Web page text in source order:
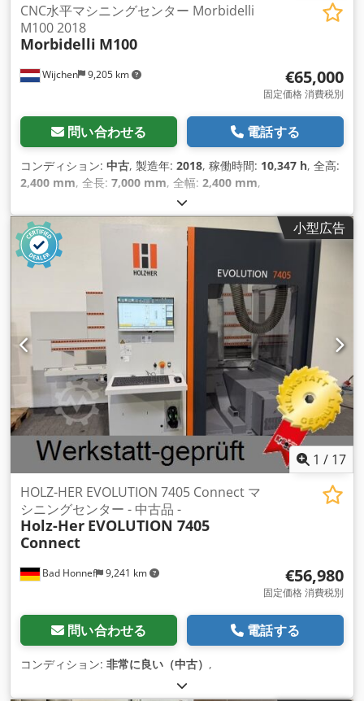
Wijchen 9,205 km
CNC水平マシニングセンター Morbidelli
M100 2018
Morbidelli M100
€65,000
固定価格 消費税別
問い合わせる 電話する
コンディション: 中古, 製造年: 2018, 稼働時間: 10,347 h, 全高:
2,400 mm, 全長: 7,000 mm, 全幅: 2,400 mm,
小型広告
1 / 17
Bad Honnef 9,241 km
HOLZ-HER EVOLUTION 7405 Connect マ
シニングセンター - 中古品 -
Holz-Her EVOLUTION 7405
Connect
€56,980
固定価格 消費税別
問い合わせる 電話する
コンディション: 非常に良い（中古） ,